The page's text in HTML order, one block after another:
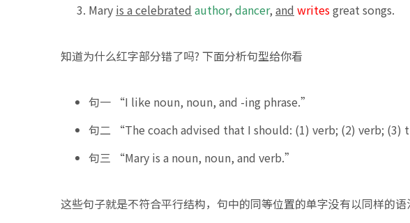
Mary is a celebrated author, dancer, and writesgreat songs.
知道为什么红字部分错了吗? 下面分析句型给你看
句一 “I like noun, noun, and -ing phrase.”
句二 “The coach advised that I should: (1) verb; (2) verb; (3)
句三 “Mary is a noun, noun, and verb.”
这些句子就是不符合平行结构，句中的同等位置的单字没有以同样的语